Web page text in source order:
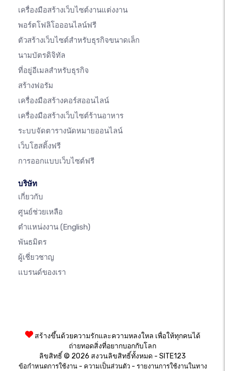
เครื่องมือสร้างเว็บไซต์งานแต่งงาน
พอร์ตโฟลิโอออนไลน์ฟรี
ตัวสร้างเว็บไซต์สำหรับธุรกิจขนาดเล็ก
นามบัตรดิจิทัล
ที่อยู่อีเมลสำหรับธุรกิจ
สร้างฟอรัม
เครื่องมือสร้างคอร์สออนไลน์
เครื่องมือสร้างเว็บไซต์ร้านอาหาร
ระบบจัดตารางนัดหมายออนไลน์
เว็บโฮสติ้งฟรี
การออกแบบเว็บไซต์ฟรี
บริษัท
เกี่ยวกับ
ศูนย์ช่วยเหลือ
ตำแหน่งงาน (English)
พันธมิตร
ผู้เชี่ยวชาญ
แบรนด์ของเรา
สร้างขึ้นด้วยความรักและความหลงใหล เพื่อให้ทุกคนได้
ถ่ายทอดสิ่งที่อยากบอกกับโลก
ลิขสิทธิ์ © 2026 สงวนลิขสิทธิ์ทั้งหมด - SITE123
ข้อกำหนดการใช้งาน- ความเป็นส่วนตัว- รายงานการใช้งานในทาง